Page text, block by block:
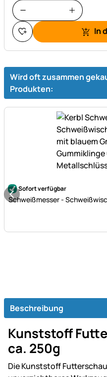
In
Wird oft zusammen
Produkten:
Noch keine Bewertungen
Sofort verfügbar
Schweißmesser -
Beschreibung
Kunststoff
ca. 250g
Die Kunststoff